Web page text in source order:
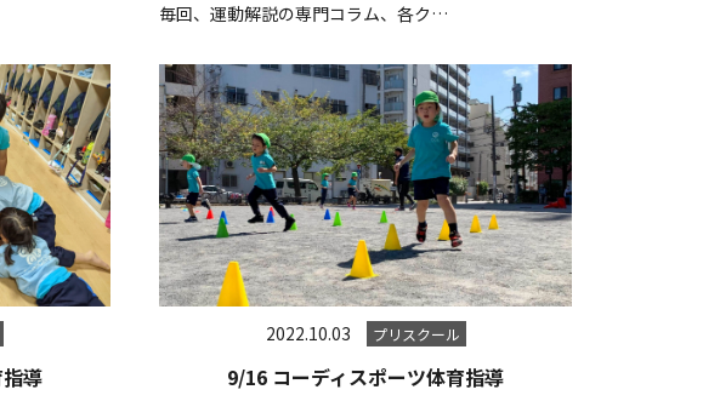
毎回、運動解説の専門コラム、各ク…
導
2022.10.03 プリスクール
9/16 コーディスポーツ体育指導